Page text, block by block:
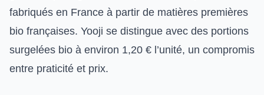
fabriqués en France à partir de matières premières
bio françaises. Yooji se distingue avec des portions
surgelées bio à environ 1,20 € l’unité, un compromis
entre praticité et prix.